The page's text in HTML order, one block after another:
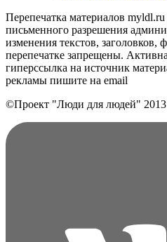
Перепечатка материалов
письменного разрешения
изменения текстов, заголовков,
перепечатке запрещены.
гиперссылка на источник
рекламы пишите на еmail
©Проект "Люди для людей"